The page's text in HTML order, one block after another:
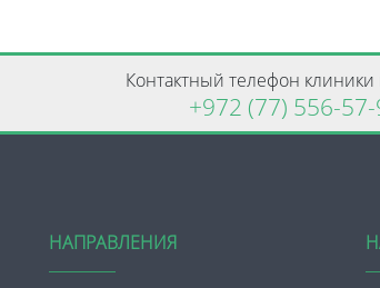
Контактный телефон
+972 (77) 556-
НАПРАВЛЕНИЯ